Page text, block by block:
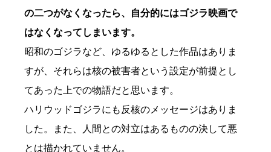
の二つがなくなったら、自分的にはゴジラ映画で
はなくなってしまいます。
昭和のゴジラなど、ゆるゆるとした作品はありま
すが、それらは核の被害者という設定が前提とし
てあった上での物語だと思います。
ハリウッドゴジラにも反核のメッセージはありま
した。また、人間との対立はあるものの決して悪
とは描かれていません。